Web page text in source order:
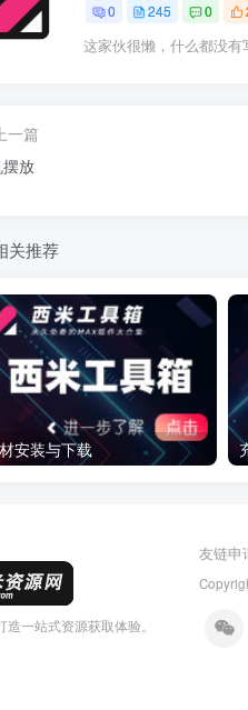
0 245 0
这家伙很懒，什么都没有
上一篇
放
关推荐
安装与下载
一站式资源获取体验。
友链申